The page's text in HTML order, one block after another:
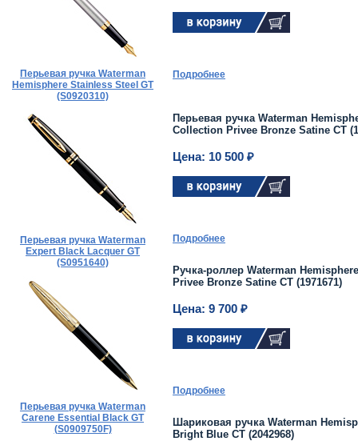
Перьевая ручка Waterman
Hemisphere Stainless Steel GT
(S0920310)
Перьевая ручка Waterman
Expert Black Lacquer GT
(S0951640)
Перьевая ручка Waterman
Carene Essential Black GT
(S0909750F)
Подробнее
Перьевая ручка Waterman
Collection Privee Bronze Satine CT
Цена: 10 500 ₽
Подробнее
Ручка-роллер Waterman
Privee Bronze Satine CT (1971671)
Цена: 9 700 ₽
Подробнее
Шариковая ручка Waterman
Bright Blue CT (2042968)